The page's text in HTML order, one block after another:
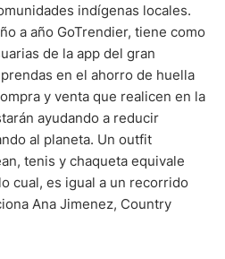
indígenas locales.
a año GoTrendier, tiene como
de la app del gran
en el ahorro de huella
y venta que realicen en la
ayudando a reducir
al planeta. Un outfit
tenis y chaqueta equivale
cual, es igual a un recorrido
Ana Jimenez, Country